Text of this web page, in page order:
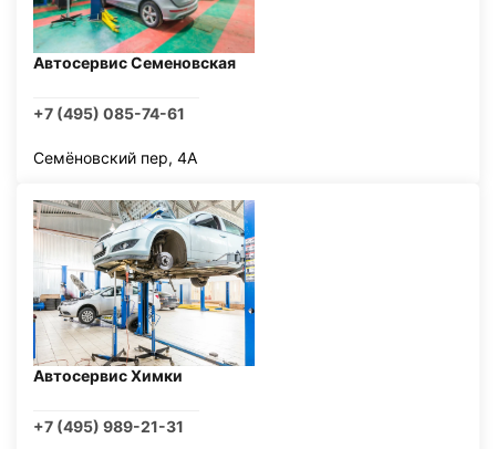
Автосервис Семеновская
+7 (495) 085-74-61
Семёновский пер, 4А
Автосервис Химки
+7 (495) 989-21-31